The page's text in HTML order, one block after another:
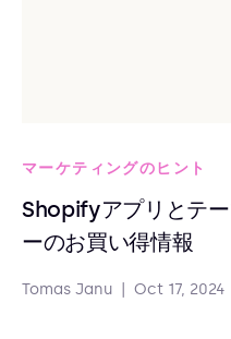
マーケティングのヒント
Shopifyアプリとテ
ーのお買い得情報
Tomas Janu Oct 17, 2024